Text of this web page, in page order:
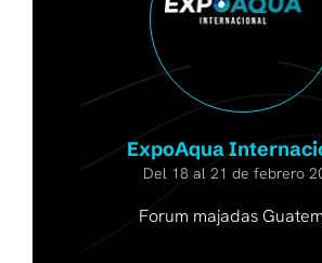
ExpoAqua
Del 18 al 21 de febrero
Forum majadas